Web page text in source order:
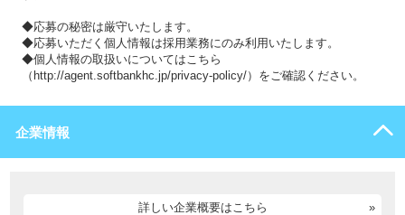
◆応募の秘密は厳守いたします。
◆応募いただく個人情報は採用業務にのみ利用いたします。
◆個人情報の取扱いについてはこちら
（http://agent.softbankhc.jp/privacy-policy/）をご確認ください。
企業情報
詳しい企業概要はこちら